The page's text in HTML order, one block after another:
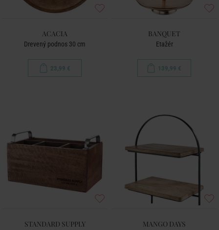
ACACIA
Drevený podnos 30 cm
23,99 €
BANQUET
Etažér
139,99 €
STANDARD SUPPLY MANGO DAYS